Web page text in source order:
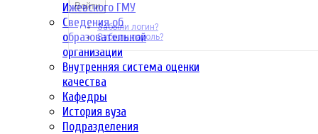
Ижевского ГМУ
Сведения об
образовательной
организации
Внутренняя система оценки
качества
Кафедры
История вуза
Подразделения
Войти
Забыли логин?
Забыли пароль?